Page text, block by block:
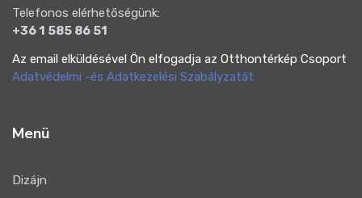
Telefonos elérhetőségünk:
+36 1 585 86 51
Az email elküldésével Ön elfogadja az Otthontérkép Csoport
Adatvédelmi -és Adatkezelési Szabályzatát
Menü
Dizájn